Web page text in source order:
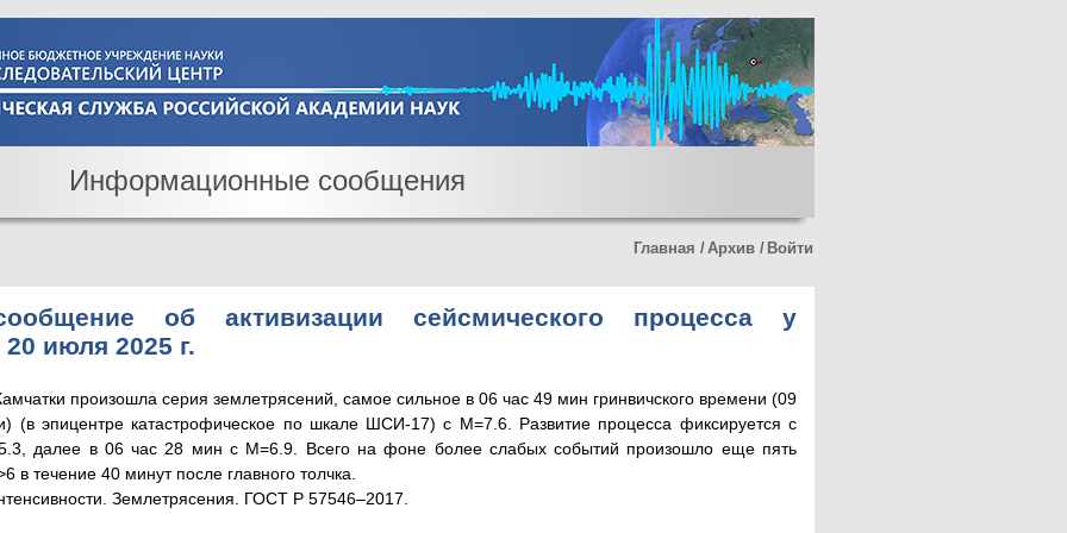
Информационные сообщения
Главная /Архив / Войти
об активизации сейсмического процесса у
июля 2025 г.
произошла серия землетрясений, самое сильное в 06 час 49 мин гринвичского времени (09
(в эпицентре катастрофическое по шкале ШСИ-17) с М=7.6. Развитие процесса фиксируется с
далее в 06 час 28 мин с М=6.9. Всего на фоне более слабых событий произошло еще пять
в течение 40 минут после главного толчка.
Землетрясения. ГОСТ Р 57546–2017.